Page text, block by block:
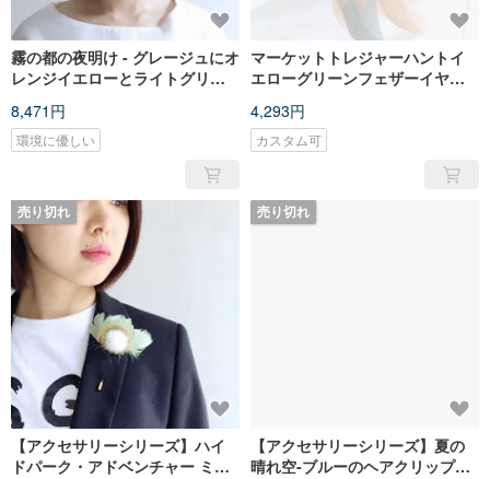
霧の都の夜明け - グレージュにオ
レンジイエローとライトグリー
8,471円
環境に優しい
マーケットトレジャーハントイ
エローグリーンフェザーイヤリ
4,293円
カスタム可
売り切れ
【アクセサリーシリーズ】ハイ
ドパーク・アドベンチャー ミン
売り切れ
【アクセサリーシリーズ】夏の
晴れ空-ブルーのヘアクリップブ